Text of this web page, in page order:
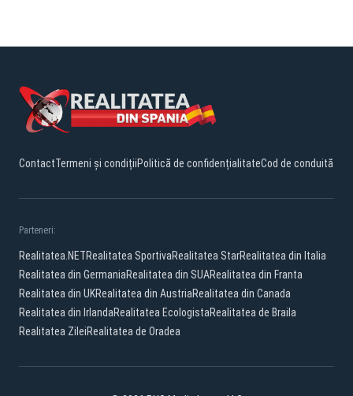
ContactTermeni și condițiiPolitică de confidențialitateCod de conduită
Parteneri:
Realitatea.NETRealitatea SportivaRealitatea StarRealitatea din Italia
Realitatea din GermaniaRealitatea din SUARealitatea din Franta
Realitatea din UKRealitatea din AustriaRealitatea din Canada
Realitatea din IrlandaRealitatea EcologistaRealitatea de Braila
Realitatea ZileiRealitatea de Oradea